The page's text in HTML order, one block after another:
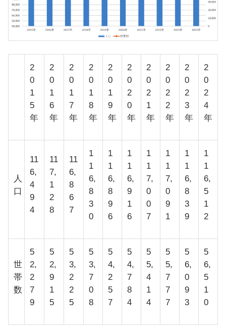
2
0
1
5
年
2
0
1
6
年
2
0
1
7
年
2
0
1
8
年
2
0
1
9
年
2
0
2
0
年
2
0
2
1
年
2
0
2
2
年
2
0
2
3
年
2
0
2
4
年
人
口
11
6,
4
9
4
11
7,
1
2
8
11
6,
8
6
7
1
1
6,
8
3
0
1
1
6,
8
9
6
1
1
6,
9
1
6
1
1
7,
0
0
7
1
1
7,
0
9
1
1
1
6,
8
3
9
1
1
6,
5
1
2
世
帯
数
5
2,
2
7
9
5
2,
9
1
5
5
3,
2
2
5
5
3,
7
0
8
5
4,
2
5
7
5
4,
7
8
4
5
5,
4
1
4
5
5,
7
7
7
5
6,
0
9
3
5
6,
5
1
0